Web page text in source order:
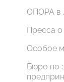
ОПОРА в
Пресса о
Особое
Бюро по